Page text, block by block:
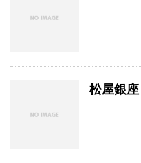
松屋銀座